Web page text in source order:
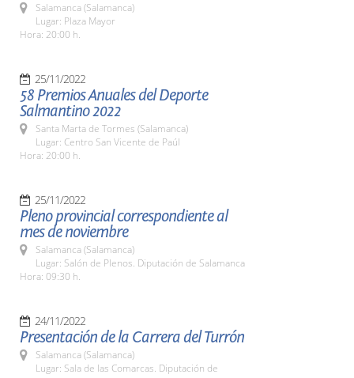
Salamanca (Salamanca)
Lugar: Plaza Mayor
Hora: 20:00 h.
25/11/2022
58 Premios Anuales del Deporte
Salmantino 2022
Santa Marta de Tormes (Salamanca)
Lugar: Centro San Vicente de Paúl
Hora: 20:00 h.
25/11/2022
Pleno provincial correspondiente al
mes de noviembre
Salamanca (Salamanca)
Lugar: Salón de Plenos. Diputación de Salamanca
Hora: 09:30 h.
24/11/2022
Presentación de la Carrera del Turrón
Salamanca (Salamanca)
Lugar: Sala de las Comarcas. Diputación de